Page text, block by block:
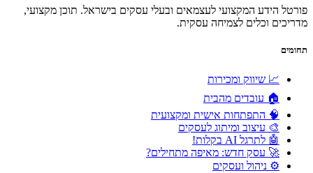
פורטל הידע המקצועי לעצמאים ובעלי עסקים בישראל. תוכן מקצועי,
מדריכים וכלים לצמיחה עסקית.
תחומים
📈 שיווק ומכירות
🏠 עובדים מהבית
🧠 התפתחות אישית ומקצועית
🎨 עיצוב ומיתוג לעסקים
🤖 לתרגל AI בקלות!
🚀 עסק חדש: מאיפה מתחילים?
⚙️ ניהול ועסקים